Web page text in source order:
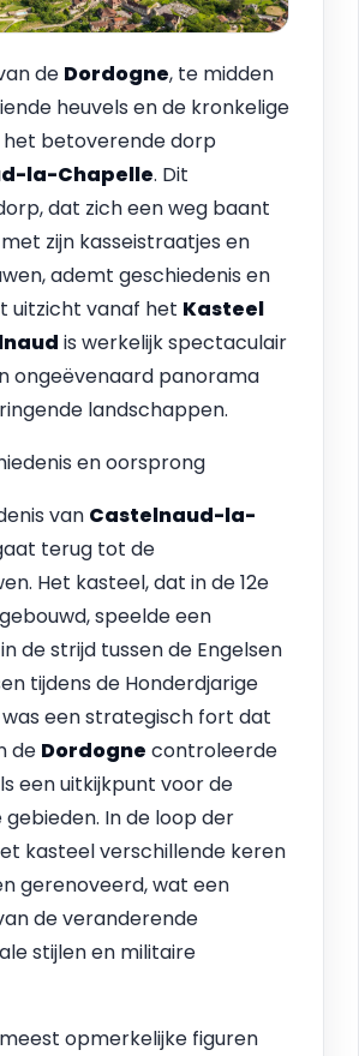
de Dordogne, te midden
heuvels en de kronkelige
het betoverende dorp
la-Chapelle. Dit
dat zich een weg baant
zijn kasseistraatjes en
ademt geschiedenis en
uitzicht vanaf het Kasteel
is werkelijk spectaculair
ongeëvenaard panorama
landschappen.
en oorsprong
van Castelnaud-la-
terug tot de
Het kasteel, dat in de 12e
speelde een
de strijd tussen de Engelsen
tijdens de Honderdjarige
een strategisch fort dat
de Dordogne controleerde
een uitkijkpunt voor de
In de loop der
kasteel verschillende keren
gerenoveerd, wat een
de veranderende
stijlen en militaire
opmerkelijke figuren